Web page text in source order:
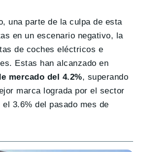
una parte de la culpa de esta
en un escenario negativo, la
de coches eléctricos e
Estas han alcanzado en
mercado del 4.2%, superando
marca lograda por el sector
3.6% del pasado mes de